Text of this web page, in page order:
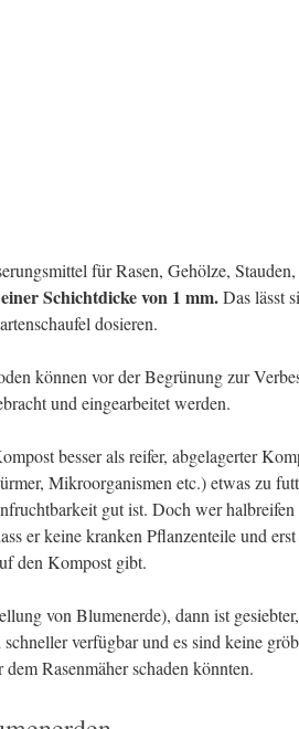
für Rasen, Gehölze, Stauden,
Schichtdicke von 1 mm.Das lässt
dosieren.
können vor der Begrünung zur
und eingearbeitet werden.
besser als reifer, abgelagerter
Mikroorganismen etc.) etwas zu
gut ist. Doch wer halbreifen
er keine kranken Pflanzenteile und
den Kompost gibt.
von Blumenerde), dann ist
verfügbar und es sind keine
Rasenmäher schaden könnten.